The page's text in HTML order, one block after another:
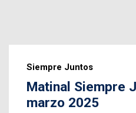
Siempre Juntos
Matinal Siempre
marzo 2025